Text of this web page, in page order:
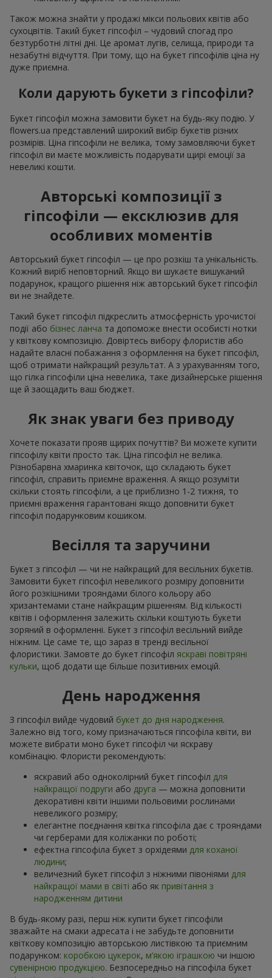
Також можна знайти у продажі мікси польових квітів або
сухоцвітів. Такий букет гіпсофіл – чудовий спогад про
безтурботні літні дні. Це аромат лугів, селища, природи та
незабутні відчуття. При тому, що на букет гіпсофілів ціна ну
дуже приємна.
Коли дарують букети з гіпсофіли?
Букет гіпсофіл можна замовити букет на будь-яку подію. У
flowers.ua представлений широкий вибір букетів різних
розмірів. Ціна гіпсофіли не велика, тому замовляючи букет
гіпсофіл ви маєте можливість подарувати щирі емоції за
невеликі кошти.
Авторські композиції з
гіпсофіли — ексклюзив для
особливих моментів
Авторський букет гіпсофіл — це про розкіш та унікальність.
Кожний виріб неповторний. Якщо ви шукаєте вишуканий
подарунок, кращого рішення ніж авторський букет гіпсофіл
ви не знайдете.
Такий букет гіпсофіл підкреслить атмосферність урочистої
події або бізнес ланча та допоможе внести особисті нотки
у квіткову композицію. Довіртесь вибору флористів або
надайте власні побажання з оформлення на букет гіпсофіл,
щоб отримати найкращий результат. А з урахуванням того,
що гілка гіпсофіли ціна невелика, таке дизайнерське рішення
ще й заощадить ваш бюджет.
Як знак уваги без приводу
Хочете показати прояв щирих почуттів? Ви можете купити
гіпсофілу квіти просто так. Ціна гіпсофіл не велика.
Різнобарвна хмаринка квіточок, що складають букет
гіпсофіл, справить приємне враження. А якщо розуміти
скільки стоять гіпсофіли, а це приблизно 1-2 тижня, то
приємні враження гарантовані якщо доповнити букет
гіпсофіл подарунковим кошиком.
Весілля та заручини
Букет з гіпсофіл — чи не найкращий для весільних букетів.
Замовити букет гіпсофіл невеликого розміру доповнити
його розкішними трояндами білого кольору або
хризантемами стане найкращим рішенням. Від кількості
квітів і оформлення залежить скільки коштують букети
зоряний в оформленні. Букет з гіпсофіл весільний вийде
ніжним. Це саме те, що зараз в тренді весільної
флористики. Замовте до букет гіпсофіл яскраві повітряні
кульки, щоб додати ще більше позитивних емоцій.
День народження
З гіпсофіл вийде чудовий букет до дня народження.
Залежно від того, кому призначаються гіпсофіла квіти, ви
можете вибрати моно букет гіпсофіл чи яскраву
комбінацію. Флористи рекомендують:
яскравий або одноколірний букет гіпсофіл для
найкращої подруги або друга — можна доповнити
декоративні квіти іншими польовими рослинами
невеликого розміру;
елегантне поєднання квітка гіпсофіла дає с трояндами
чи герберами для коліжанки по роботі;
ефектна гіпсофіла букет з орхідеями для коханої
людини;
величезний букет гіпсофіл з ніжними півоніями для
найкращої мами в світі або як привітання з
народженням дитини
В будь-якому разі, перш ніж купити букет гіпсофіли
зважайте на смаки адресата і не забудьте доповнити
квіткову композицію авторською листівкою та приємним
подарунком: коробкою цукерок, м’якою іграшкою чи іншою
сувенірною продукцією. Безпосередньо на гіпсофіла букет